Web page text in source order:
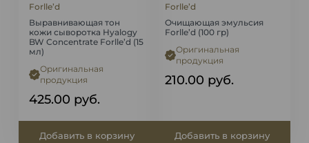
Forlle’d
Выравнивающая тон
кожи сыворотка Hyalogy
BW Concentrate Forlle’d (15
мл)
Оригинальная
продукция
425.00 руб.
Добавить в корзину
Forlle’d
Очищающая эмульсия
Forlle’d (100 гр)
Оригинальная
продукция
210.00 руб.
Добавить в корзину